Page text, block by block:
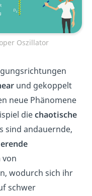
Oszillator
und gekoppelt
neue Phänomene
diechaotische
sind andauernde,
von
wodurch sich ihr
schwer